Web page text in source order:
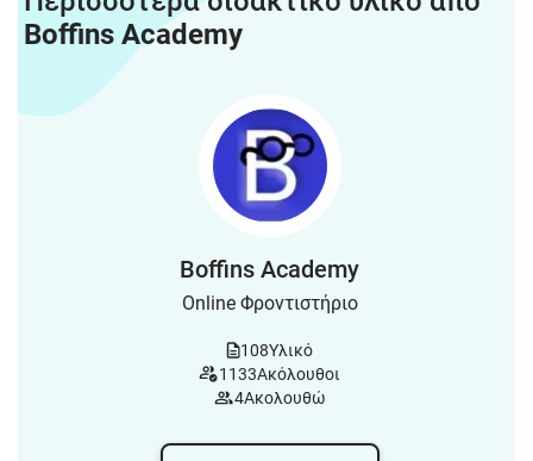
Boffins Academy
Boffins Academy
Online Φροντιστήριο
108Υλικό
1133Ακόλουθοι
4Ακολουθώ